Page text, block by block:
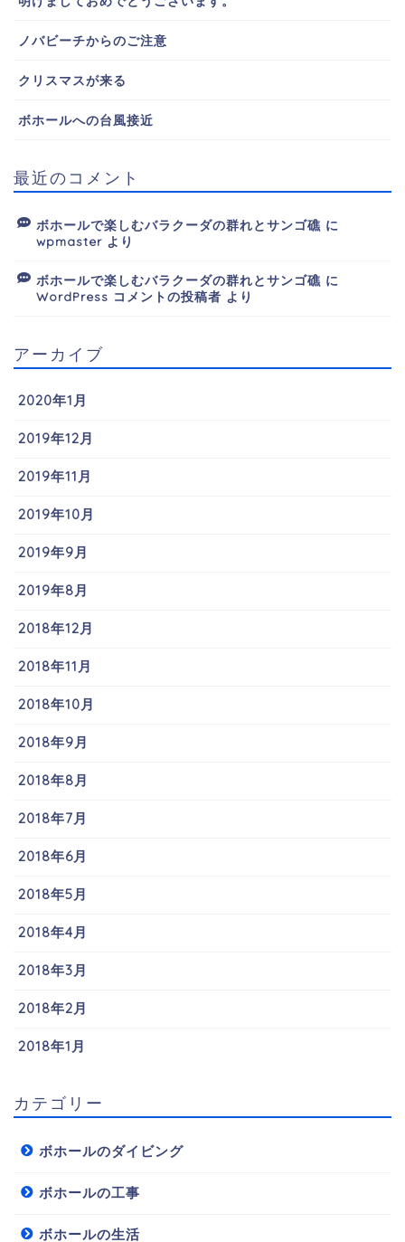
ノバビーチからのご注意
クリスマスが来る
ボホールへの台風接近
最近のコメント
ボホールで楽しむバラクーダの群れとサンゴ礁 に
wpmaster より
ボホールで楽しむバラクーダの群れとサンゴ礁 に
WordPress コメントの投稿者 より
アーカイブ
2020年1月
2019年12月
2019年11月
2019年10月
2019年9月
2019年8月
2018年12月
2018年11月
2018年10月
2018年9月
2018年8月
2018年7月
2018年6月
2018年5月
2018年4月
2018年3月
2018年2月
2018年1月
カテゴリー
ボホールのダイビング
ボホールの工事
ボホールの生活